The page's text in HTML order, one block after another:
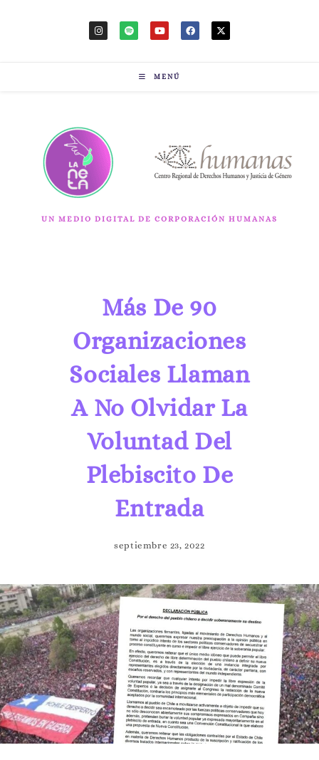
MENÚ
UN MEDIO DIGITAL DE CORPORACIÓN HUMANAS
Más De 90
Organizaciones
Sociales Llaman
A No Olvidar La
Voluntad Del
Plebiscito De
Entrada
septiembre 23, 2022